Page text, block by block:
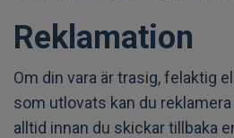
Reklamation
Om din vara är trasig, felaktig
som utlovats kan du
alltid innan du skickar tillbaka